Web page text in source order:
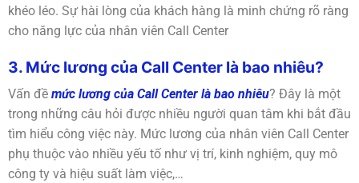
khéo léo. Sự hài lòng của khách hàng là minh chứng rõ ràng
cho năng lực của nhân viên Call Center
3. Mức lương của Call Center là bao nhiêu?
Vấn đề mức lương của Call Center là bao nhiêu? Đây là một
trong những câu hỏi được nhiều người quan tâm khi bắt đầu
tìm hiểu công việc này. Mức lương của nhân viên Call Center
phụ thuộc vào nhiều yếu tố như vị trí, kinh nghiệm, quy mô
công ty và hiệu suất làm việc,…